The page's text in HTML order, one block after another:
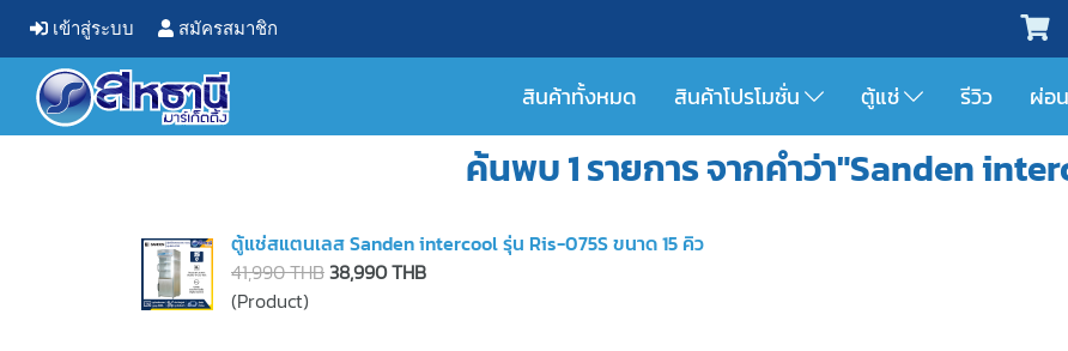
เข้าสู่ระบบ สมัครสมาชิก
สินค้าทั้งหมด สินค้าโปรโมชั่น ตู้แช่ รีวิว ผ่อ
ค้นพบ 1 รายการ จากคำว่า"Sanden
ตู้แช่สแตนเลส Sanden intercool รุ่น Ris-075S ขนาด 15 คิว
41,990 THB38,990 THB
(Product)